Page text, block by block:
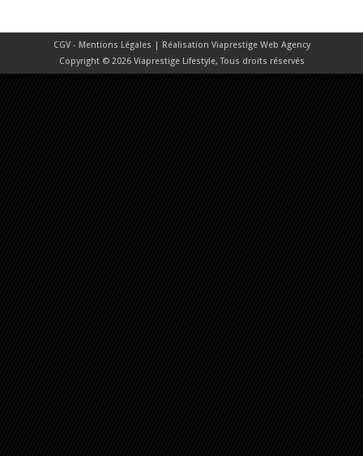
CGV - Mentions Légales | Réalisation Viaprestige Web Agency
Copyright © 2026 Viaprestige Lifestyle, Tous droits réservés